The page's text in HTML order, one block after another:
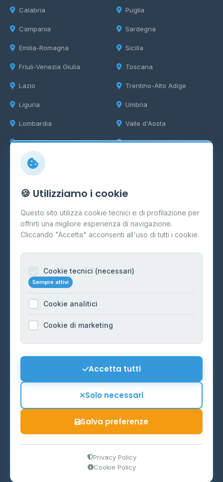
Calabria
Campania
Emilia-Romagna
Friuli-Venezia Giulia
Lazio
Liguria
Lombardia
Marche
Puglia
Sardegna
Sicilia
Toscana
Trentino-Alto Adige
Umbria
Valle d'Aosta
Veneto
Info
Cos'è il GPL
FAQ
Contatti
Informazioni legali
Cookie Policy
Preferenze Cookie
Mappa del sito
P.IVA 03859300364
Ministero delle Imprese e del Made in Italy
🍪 Utilizziamo i cookie
Questo sito utilizza cookie tecnici e di profilazione per
offrirti una migliore esperienza di navigazione.
Cliccando "Accetta" acconsenti all'uso di tutti i cookie.
Cookie tecnici (necessari)
Sempre attivi
Cookie analitici
Cookie di marketing
Accetta tutti
Solo necessari
Salva preferenze
Privacy Policy
Cookie Policy